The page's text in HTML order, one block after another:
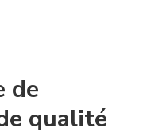
de
qualité